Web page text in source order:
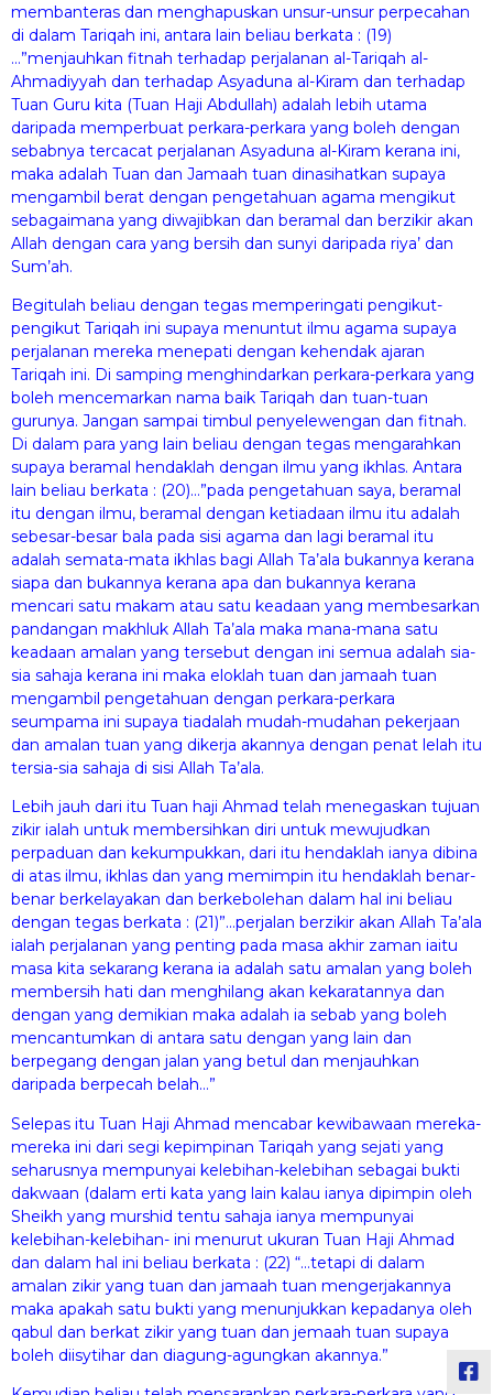
membanteras dan menghapuskan unsur-unsur perpecahan
di dalam Tariqah ini, antara lain beliau berkata : (19)
…”menjauhkan fitnah terhadap perjalanan al-Tariqah al-
Ahmadiyyah dan terhadap Asyaduna al-Kiram dan terhadap
Tuan Guru kita (Tuan Haji Abdullah) adalah lebih utama
daripada memperbuat perkara-perkara yang boleh dengan
sebabnya tercacat perjalanan Asyaduna al-Kiram kerana ini,
maka adalah Tuan dan Jamaah tuan dinasihatkan supaya
mengambil berat dengan pengetahuan agama mengikut
sebagaimana yang diwajibkan dan beramal dan berzikir akan
Allah dengan cara yang bersih dan sunyi daripada riya’ dan
Sum’ah.
Begitulah beliau dengan tegas memperingati pengikut-
pengikut Tariqah ini supaya menuntut ilmu agama supaya
perjalanan mereka menepati dengan kehendak ajaran
Tariqah ini. Di samping menghindarkan perkara-perkara yang
boleh mencemarkan nama baik Tariqah dan tuan-tuan
gurunya. Jangan sampai timbul penyelewengan dan fitnah.
Di dalam para yang lain beliau dengan tegas mengarahkan
supaya beramal hendaklah dengan ilmu yang ikhlas. Antara
lain beliau berkata : (20)…”pada pengetahuan saya, beramal
itu dengan ilmu, beramal dengan ketiadaan ilmu itu adalah
sebesar-besar bala pada sisi agama dan lagi beramal itu
adalah semata-mata ikhlas bagi Allah Ta’ala bukannya kerana
siapa dan bukannya kerana apa dan bukannya kerana
mencari satu makam atau satu keadaan yang membesarkan
pandangan makhluk Allah Ta’ala maka mana-mana satu
keadaan amalan yang tersebut dengan ini semua adalah sia-
sia sahaja kerana ini maka eloklah tuan dan jamaah tuan
mengambil pengetahuan dengan perkara-perkara
seumpama ini supaya tiadalah mudah-mudahan pekerjaan
dan amalan tuan yang dikerja akannya dengan penat lelah itu
tersia-sia sahaja di sisi Allah Ta’ala.
Lebih jauh dari itu Tuan haji Ahmad telah menegaskan tujuan
zikir ialah untuk membersihkan diri untuk mewujudkan
perpaduan dan kekumpukkan, dari itu hendaklah ianya dibina
di atas ilmu, ikhlas dan yang memimpin itu hendaklah benar-
benar berkelayakan dan berkebolehan dalam hal ini beliau
dengan tegas berkata : (21)”…perjalan berzikir akan Allah Ta’ala
ialah perjalanan yang penting pada masa akhir zaman iaitu
masa kita sekarang kerana ia adalah satu amalan yang boleh
membersih hati dan menghilang akan kekaratannya dan
dengan yang demikian maka adalah ia sebab yang boleh
mencantumkan di antara satu dengan yang lain dan
berpegang dengan jalan yang betul dan menjauhkan
daripada berpecah belah…”
Selepas itu Tuan Haji Ahmad mencabar kewibawaan mereka-
mereka ini dari segi kepimpinan Tariqah yang sejati yang
seharusnya mempunyai kelebihan-kelebihan sebagai bukti
dakwaan (dalam erti kata yang lain kalau ianya dipimpin oleh
Sheikh yang murshid tentu sahaja ianya mempunyai
kelebihan-kelebihan- ini menurut ukuran Tuan Haji Ahmad
dan dalam hal ini beliau berkata : (22) “…tetapi di dalam
amalan zikir yang tuan dan jamaah tuan mengerjakannya
maka apakah satu bukti yang menunjukkan kepadanya oleh
qabul dan berkat zikir yang tuan dan jemaah tuan supaya
boleh diisytihar dan diagung-agungkan akannya.”